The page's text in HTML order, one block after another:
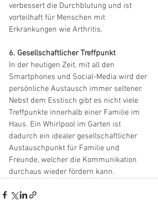
verbessert die Durchblutung und ist
vorteilhaft für Menschen mit
Erkrankungen wie Arthritis.
6. Gesellschaftlicher Treffpunkt
In der heutigen Zeit, mit all den
Smartphones und Social-Media wird der
persönliche Austausch immer seltener.
Nebst dem Esstisch gibt es nicht viele
Treffpunkte innerhalb einer Familie im
Haus. Ein Whirlpool im Garten ist
dadurch ein idealer gesellschaftlicher
Austauschpunkt für Familie und
Freunde, welcher die Kommunikation
durchaus wieder fördern kann.